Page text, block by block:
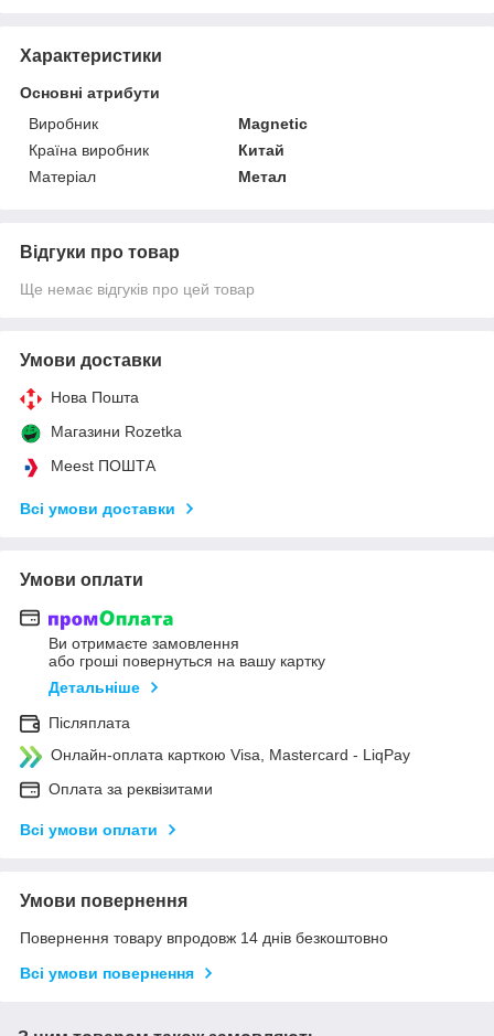
Характеристики
Основні атрибути
Виробник
Magnetic
Країна виробник
Китай
Матеріал
Метал
Відгуки про товар
Ще немає відгуків про цей товар
Умови доставки
Нова Пошта
Магазини Rozetka
Meest ПОШТА
Всі умови доставки
Умови оплати
Ви отримаєте замовлення
або гроші повернуться на вашу картку
Детальніше
Післяплата
Онлайн-оплата карткою Visa, Mastercard - LiqPay
Оплата за реквізитами
Всі умови оплати
Умови повернення
Повернення товару впродовж 14 днів безкоштовно
Всі умови повернення